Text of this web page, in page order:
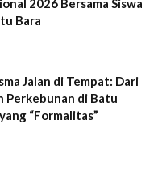
2026 Bersama Siswa
Bara
Jalan di Tempat: Dari
Perkebunan di Batu
“Formalitas”